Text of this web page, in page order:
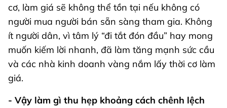
cơ, làm giá sẽ không thể tồn tại nếu không có
người mua người bán sẵn sàng tham gia. Không
ít người dân, vì tâm lý “đi tắt đón đầu” hay mong
muốn kiếm lời nhanh, đã làm tăng mạnh sức cầu
và các nhà kinh doanh vàng nắm lấy thời cơ làm
giá.
- Vậy làm gì thu hẹp khoảng cách chênh lệch